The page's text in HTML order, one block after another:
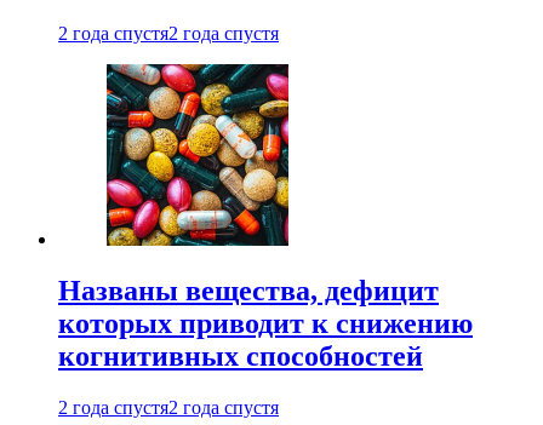
2 года спустя2 года спустя
Названы вещества, дефицит
которых приводит к снижению
когнитивных способностей
2 года спустя2 года спустя